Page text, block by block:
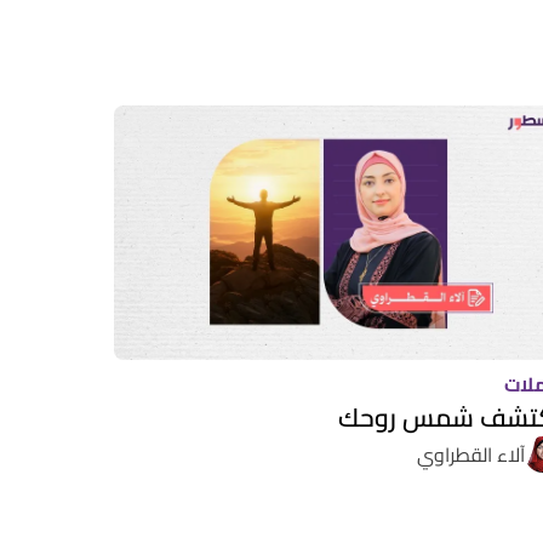
شمس روحك
آلاء القطراوي